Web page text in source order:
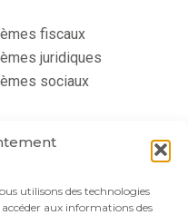
utilisons des technologies
aux informations des
fiscaux
juridiques
sociaux